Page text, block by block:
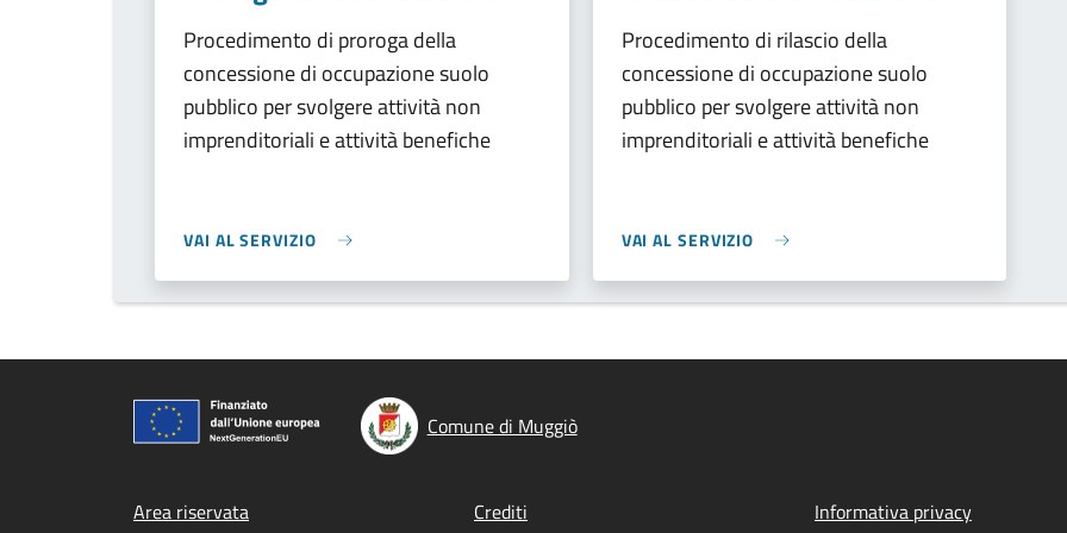
Procedimento di proroga della
concessione di occupazione suolo
pubblico per svolgere attività non
imprenditoriali e attività benefiche
VAI AL SERVIZIO
Procedimento di rilascio della
concessione di occupazione suolo
pubblico per svolgere attività non
imprenditoriali e attività benefiche
VAI AL SERVIZIO
Comune di Muggiò
Area riservata Crediti Informativa privacy